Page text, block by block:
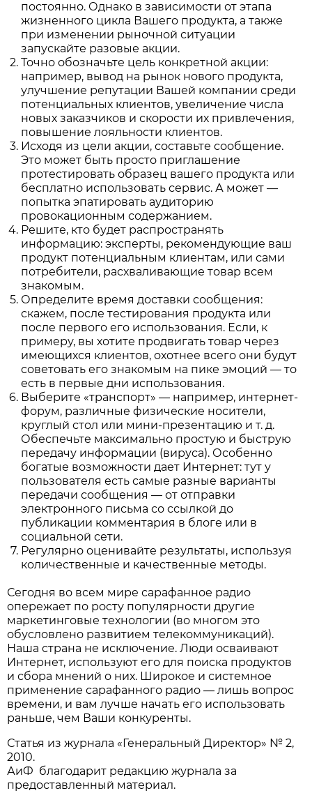
постоянно. Однако в зависимости от этапа
жизненного цикла Вашего продукта, а также
при изменении рыночной ситуации
запускайте разовые акции.
Точно обозначьте цель конкретной акции:
например, вывод на рынок нового продукта,
улучшение репутации Вашей компании среди
потенциальных клиентов, увеличение числа
новых заказчиков и скорости их привлечения,
повышение лояльности клиентов.
Исходя из цели акции, составьте сообщение.
Это может быть просто приглашение
протестировать образец вашего продукта или
бесплатно использовать сервис. А может —
попытка эпатировать аудиторию
провокационным содержанием.
Решите, кто будет распространять
информацию: эксперты, рекомендующие ваш
продукт потенциальным клиентам, или сами
потребители, расхваливающие товар всем
знакомым.
Определите время доставки сообщения:
скажем, после тестирования продукта или
после первого его использования. Если, к
примеру, вы хотите продвигать товар через
имеющихся клиентов, охотнее всего они будут
советовать его знакомым на пике эмоций — то
есть в первые дни использования.
Выберите «транспорт» — например, интернет-
форум, различные физические носители,
круглый стол или мини-презентацию и т. д.
Обеспечьте максимально простую и быструю
передачу информации (вируса). Особенно
богатые возможности дает Интернет: тут у
пользователя есть самые разные варианты
передачи сообщения — от отправки
электронного письма со ссылкой до
публикации комментария в блоге или в
социальной сети.
Регулярно оценивайте результаты, используя
количественные и качественные методы.
Сегодня во всем мире сарафанное радио
опережает по росту популярности другие
маркетинговые технологии (во многом это
обусловлено развитием телекоммуникаций).
Наша страна не исключение. Люди осваивают
Интернет, используют его для поиска продуктов
и сбора мнений о них. Широкое и системное
применение сарафанного радио — лишь вопрос
времени, и вам лучше начать его использовать
раньше, чем Ваши конкуренты.
Статья из журнала «Генеральный Директор» № 2,
2010.
АиФ благодарит редакцию журнала за
предоставленный материал.